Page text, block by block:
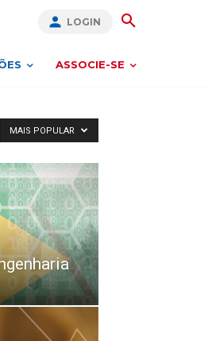
LOGIN
ASSOCIE-SE
MAIS POPULAR